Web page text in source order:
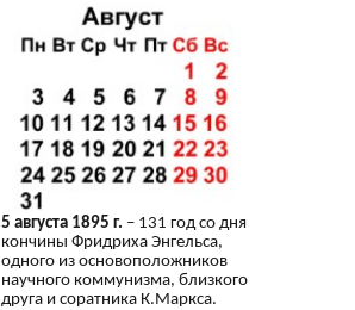
5 августа 1895 г. – 131 год со дня
кончины Фридриха Энгельса,
одного из основоположников
научного коммунизма, близкого
друга и соратника К.Маркса.